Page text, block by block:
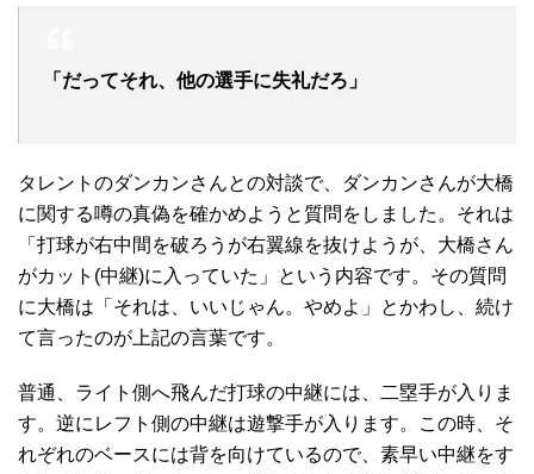
「だってそれ、他の選手に失礼だろ」
タレントのダンカンさんとの対談で、ダンカンさんが大橋
に関する噂の真偽を確かめようと質問をしました。それは
「打球が右中間を破ろうが右翼線を抜けようが、大橋さん
がカット(中継)に入っていた」という内容です。その質問
に大橋は「それは、いいじゃん。やめよ」とかわし、続け
て言ったのが上記の言葉です。
普通、ライト側へ飛んだ打球の中継には、二塁手が入りま
す。逆にレフト側の中継は遊撃手が入ります。この時、そ
れぞれのベースには背を向けているので、素早い中継をす